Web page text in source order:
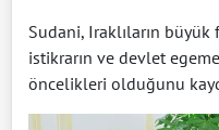
Sudani, Iraklıların
istikrarın ve devlet
öncelikleri olduğunu